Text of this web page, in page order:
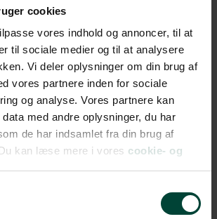
cookies
vores indhold og annoncer, til at
til sociale medier og til at analysere
Vi deler oplysninger om din brug af
vores partnere inden for sociale
og analyse. Vores partnere kan
med andre oplysninger, du har
de har indsamlet fra din brug af
kan læse mere i vores cookie- og
Australiens festivalby, og året
med musik, kunst og
Festivaler som Adelaide
tiltrækker besøgende fra
byen en levende og kreativ
med hyggelige caféer,
det farverige Adelaide Central
på autentiske oplevelser, hvor